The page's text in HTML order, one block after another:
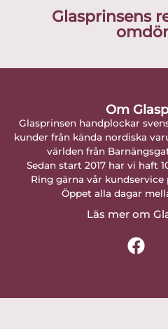
Glasprinsens
Om
Glasprinsen handplockar
kunder från kända nordiska
världen från
Sedan start 2017 har vi haft
Ring gärna vår kundservice
Öppet alla dagar
Läs mer om
F
a